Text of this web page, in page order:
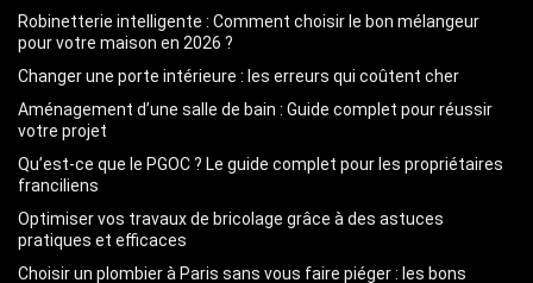
Robinetterie intelligente : Comment choisir le bon mélangeur
pour votre maison en 2026 ?
Changer une porte intérieure : les erreurs qui coûtent cher
Aménagement d’une salle de bain : Guide complet pour réussir
votre projet
Qu’est-ce que le PGOC ? Le guide complet pour les propriétaires
franciliens
Optimiser vos travaux de bricolage grâce à des astuces
pratiques et efficaces
Choisir un plombier à Paris sans vous faire piéger : les bons